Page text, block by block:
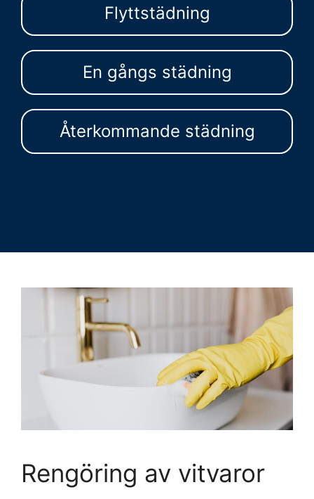
Flyttstädning
En gångs städning
Återkommande städning
Rengöring av vitvaror